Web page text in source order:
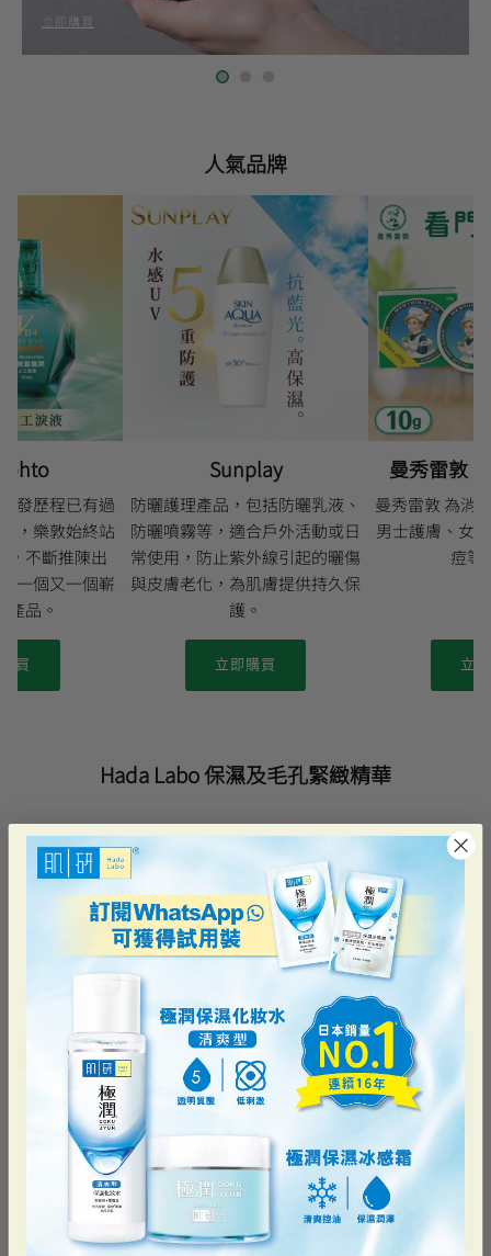
立即購買
人氣品牌
發歷程已有過
，樂敦始終站
，不斷推陳出
一個又一個嶄
產品。
買
Sunplay
防曬護理產品，包括防曬乳液、
防曬噴霧等，適合戶外活動或日
常使用，防止紫外線引起的曬傷
與皮膚老化，為肌膚提供持久保
護。
立即購買
曼秀雷敦
曼秀雷敦 為消
男士護膚、女
痘等
立
Hada Labo 保濕及毛孔緊緻精華
Hada Labo 極潤保濕化妝水
Hada Labo水光Crush棉片/微酸Crush棉片
買1送1